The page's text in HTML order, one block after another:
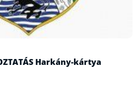
Harkány-kártya